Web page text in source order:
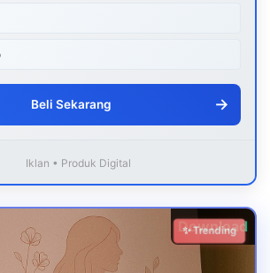
Beli Sekarang →
Iklan • Produk Digital
Download
✨ Trending